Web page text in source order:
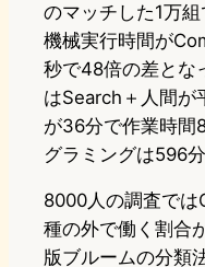
のマッチした1万
機械実行時間が
秒で48倍の差とな
はSearch＋人間が
が36分で作業時間
グラミングは596
8000人の調査で
種の外で働く割合
版ブルームの分類